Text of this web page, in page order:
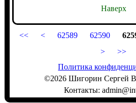
Наверх
<< < 62589 62590
>
>>
Политика
©2026 Шигорин Сергей
Контакты: